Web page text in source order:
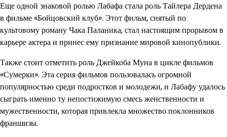
Еще одной знаковой ролью Лабафа стала роль Тайлера Дердена
в фильме «Бойцовский клуб». Этот фильм, снятый по
культовому роману Чака Паланика, стал настоящим прорывом в
карьере актера и принес ему признание мировой кинопублики.
Также стоит отметить роль Джейкоба Муна в цикле фильмов
«Сумерки». Эта серия фильмов пользовалась огромной
популярностью среди подростков и молодежи, и Лабафу удалось
сыграть именно ту непостижимую смесь женственности и
мужественности, которая привлекла множество поклонников
франшизы.